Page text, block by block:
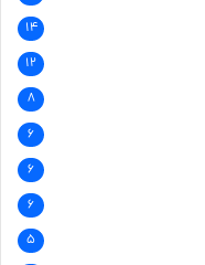
۱۴
۱۲
۸
۶
۶
۶
۵